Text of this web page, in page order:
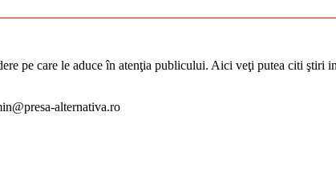
pe care le aduce în atenţia publicului. Aici veţi putea citi ştiri
alternativa.ro